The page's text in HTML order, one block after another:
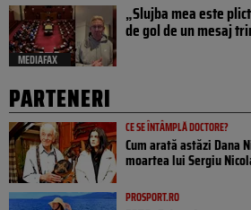
MEDIAFAX
„Slujba mea este
de gol de un mesaj
PARTENERI
CE SE ÎNTÂMPLĂ DOCTORE?
Cum arată astăzi Dana
moartea lui Sergiu
PROSPORT.RO